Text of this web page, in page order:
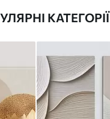
КАТЕГОРІЇ